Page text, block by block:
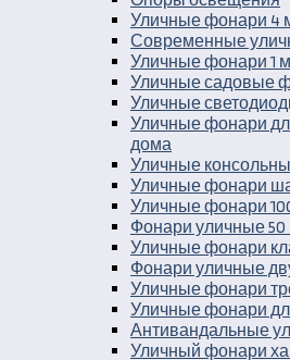
Уличные фонари 4
Современные
Уличные фонари 1
Уличные садовые
Уличные
Уличные фонари
дома
Уличные
Уличные фонари
Уличные фонари
Фонари уличные 50
Уличные фонари
Фонари уличные
Уличные фонари
Уличные фонари
Антивандальные
Уличный фонари